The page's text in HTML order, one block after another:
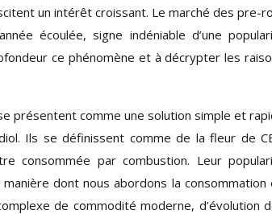
un intérêt croissant. Le marché des pre-
écoulée, signe indéniable d’une
ce phénomène et à décrypter les
présentent comme une solution simple et
Ils se définissent comme de la fleur de
consommée par combustion. Leur
dont nous abordons la consommation
de commodité moderne, d’évolution